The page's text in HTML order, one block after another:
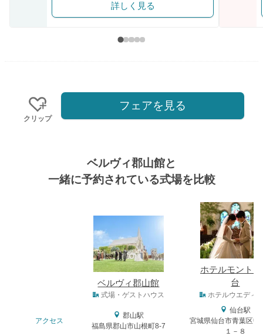
詳しく見る
クリップ
フェアを見る
ベルヴィ郡山館と
一緒に予約されている式場を比較
ベルヴィ郡山館
ホテルモント
台
式場・ゲストハウス ホテルウエディ
アクセス
郡山駅
福島県郡山市山根町8-7
仙台駅
宮城県仙台市青葉区中
１－８